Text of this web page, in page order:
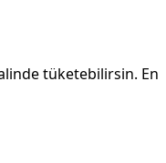
tüketebilirsin. En